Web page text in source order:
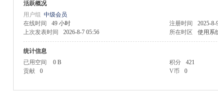
活跃概况
用户组 中级会员
在线时间
49 小时 注册时间
2025-8-
上次发表时间
2026-8-7 05:56 所在时区 使用系
统计信息
已用空间
0 B 积分
421
贡献
0 V币 0